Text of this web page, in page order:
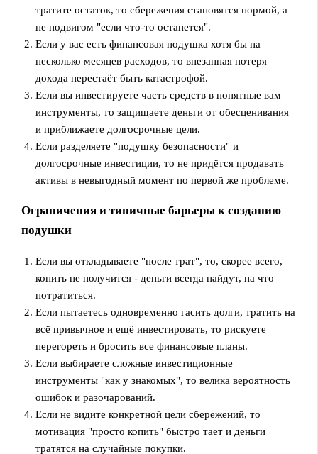
тратите остаток, то сбережения становятся нормой, а
не подвигом "если что‑то останется".
Если у вас есть финансовая подушка хотя бы на
несколько месяцев расходов, то внезапная потеря
дохода перестаёт быть катастрофой.
Если вы инвестируете часть средств в понятные вам
инструменты, то защищаете деньги от обесценивания
и приближаете долгосрочные цели.
Если разделяете "подушку безопасности" и
долгосрочные инвестиции, то не придётся продавать
активы в невыгодный момент по первой же проблеме.
Ограничения и типичные барьеры к созданию
подушки
Если вы откладываете "после трат", то, скорее всего,
копить не получится - деньги всегда найдут, на что
потратиться.
Если пытаетесь одновременно гасить долги, тратить на
всё привычное и ещё инвестировать, то рискуете
перегореть и бросить все финансовые планы.
Если выбираете сложные инвестиционные
инструменты "как у знакомых", то велика вероятность
ошибок и разочарований.
Если не видите конкретной цели сбережений, то
мотивация "просто копить" быстро тает и деньги
тратятся на случайные покупки.